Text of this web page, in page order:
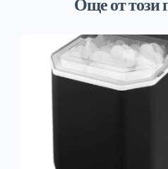
Още от този